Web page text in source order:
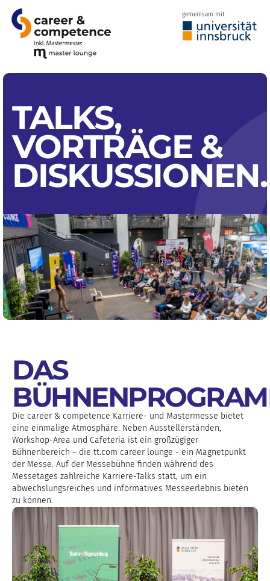
gemeinsam mit
TALKS,
VORTRÄGE &
DISKUSSIONEN.
DAS
Die career & competence Karriere- und Mastermesse bietet
eine einmalige Atmosphäre. Neben Ausstellerständen,
Workshop-Area und Cafeteria ist ein großzügiger
Bühnenbereich – die tt.com career lounge - ein Magnetpunkt
der Messe. Auf der Messebühne finden während des
Messetages zahlreiche Karriere-Talks statt, um ein
abwechslungsreiches und informatives Messeerlebnis bieten
zu können.